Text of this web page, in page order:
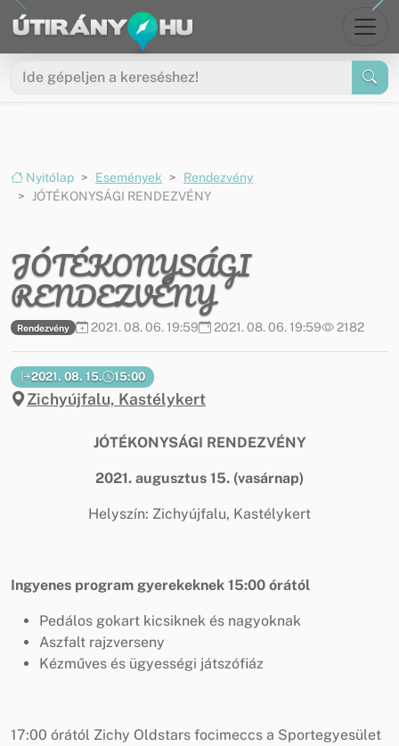
Ugrás a menüre
Ugrás a tartalomra
Nyitólap Események
Rendezvény
JÓTÉKONYSÁGI RENDEZVÉNY
JÓTÉKONYSÁGI
RENDEZVÉNY
Rendezvény 2021. 08. 06. 19:59 2021. 08. 06. 19:59 2182
2021. 08. 15. 15:00
Zichyújfalu, Kastélykert
JÓTÉKONYSÁGI RENDEZVÉNY
2021. augusztus 15. (vasárnap)
Helyszín: Zichyújfalu, Kastélykert
Ingyenes program gyerekeknek 15:00 órától
Pedálos gokart kicsiknek és nagyoknak
Aszfalt rajzverseny
Kézműves és ügyességi játszófiáz
17:00 órától Zichy Oldstars focimeccs a Sportegyesület